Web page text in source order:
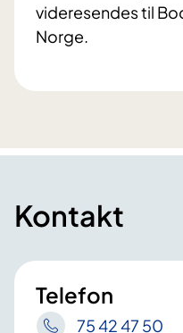
videresendes til
Norge.
Kontakt
Telefon
75 42 47 50